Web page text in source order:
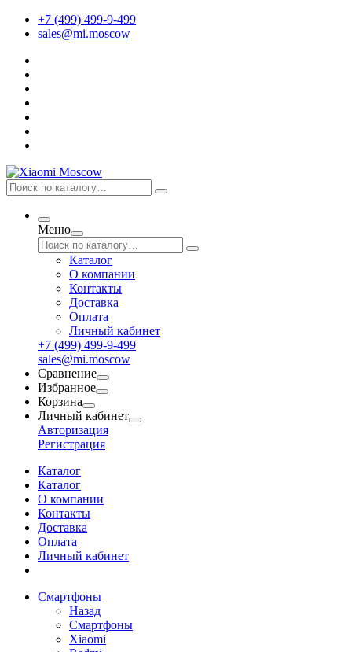
+7 (499) 499-9-499
sales@mi.moscow
Меню
Каталог
О компании
Контакты
Доставка
Оплата
Личный кабинет
+7 (499) 499-9-499
sales@mi.moscow
Сравнение
Избранное
Корзина
Личный кабинет
Авторизация
Регистрация
Каталог
Каталог
О компании
Контакты
Доставка
Оплата
Личный кабинет
Смартфоны
Назад
Смартфоны
Xiaomi